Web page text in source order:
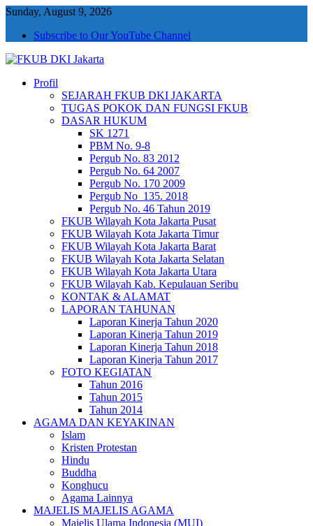
Sunday, August 9, 2026
Subscribe to Our YouTube Channel
FKUB DKI Jakarta
Jakarta Aman, Jakarta Damai dan Rukun
Profil
SEJARAH FKUB DKI JAKARTA
TUGAS POKOK DAN FUNGSI FKUB
DASAR HUKUM
SK 1271
PBM No. 9-8
Pergub No. 83 2012
Pergub No. 64 2007
Pergub No. 170 2009
Pergub No_135. 2018
Pergub No. 46 Tahun 2019
FKUB Wilayah Kota Jakarta Pusat
FKUB Wilayah Kota Jakarta Timur
FKUB Wilayah Kota Jakarta Barat
FKUB Wilayah Kota Jakarta Selatan
FKUB Wilayah Kota Jakarta Utara
FKUB Wilayah Kab. Kepulauan Seribu
KONTAK & ALAMAT
LAPORAN TAHUNAN
Laporan Kinerja Tahun 2020
Laporan Kinerja Tahun 2019
Laporan Kinerja Tahun 2018
Laporan Kinerja Tahun 2017
FOTO KEGIATAN
Tahun 2016
Tahun 2015
Tahun 2014
AGAMA DAN KEYAKINAN
Islam
Kristen Protestan
Hindu
Buddha
Konghucu
Agama Lainnya
MAJELIS MAJELIS AGAMA
Majelis Ulama Indonesia (MUI)